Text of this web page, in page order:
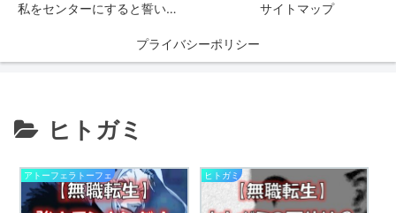
私をセンターにすると誓いますか？ サイトマップ
プライバシーポリシー
ヒトガミ
アトーフェラトーフェ ヒトガミ